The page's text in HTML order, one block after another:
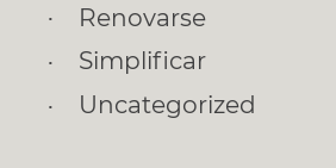
Renovarse
Simplificar
Uncategorized